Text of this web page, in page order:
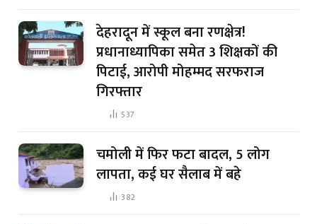
देहरादून में स्कूल बना रणक्षेत्र!
प्रधानाध्यापिका समेत 3 शिक्षकों की
पिटाई, आरोपी मोहम्मद सरफराज
गिरफ्तार
537
चमोली में फिर फटा बादल, 5 लोग
लापता, कई घर सैलाब में बहे
382